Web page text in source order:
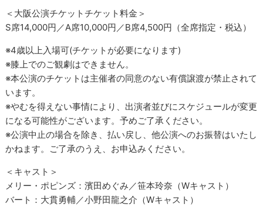
＜大阪公演チケットチケット料金＞
S席14,000円／A席10,000円／B席4,500円（全席指定・税込）
※4歳以上入場可(チケットが必要になります)
※膝上でのご観劇はできません。
※本公演のチケットは主催者の同意のない有償譲渡が禁止されて
います。
※やむを得えない事情により、出演者並びにスケジュールが変更
になる可能性がございます。予めご了承ください。
※公演中止の場合を除き、払い戻し、他公演へのお振替はいたし
かねます。ご了承のうえ、お申込みください。
＜キャスト＞
メリー・ポピンズ：濱田めぐみ／笹本玲奈（Wキャスト）
バート：大貫勇輔／小野田龍之介（Wキャスト）